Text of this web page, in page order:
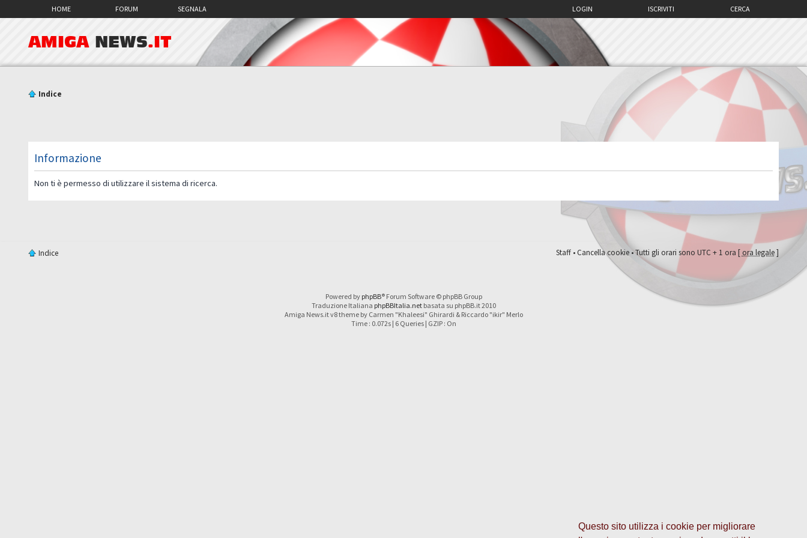
Questo sito utilizza i cookie per migliorare
HOME FORUM SEGNALA CERCA
ISCRIVITI
LOGIN
AMIGA NEWS.IT
Indice
Informazione
Non ti è permesso di utilizzare il sistema di ricerca.
Indice Staff•Cancella cookie• Tutti gli orari sono UTC + 1 ora [ ora legale]
Powered by phpBB® Forum Software © phpBB Group
Traduzione Italiana phpBBItalia.netbasata su phpBB.it 2010
Amiga News.it v8 theme by Carmen "Khaleesi" Ghirardi & Riccardo "ikir" Merlo
Time : 0.072s | 6 Queries | GZIP : On